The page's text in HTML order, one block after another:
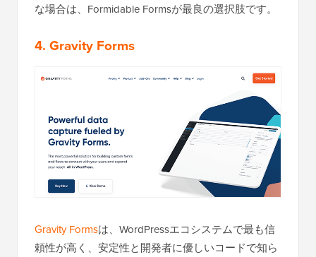
な場合は、Formidable Formsが最良の選択肢です。
4. Gravity Forms
Gravity Formsは、WordPressエコシステムで最も信
頼性が高く、安定性と開発者に優しいコードで知ら